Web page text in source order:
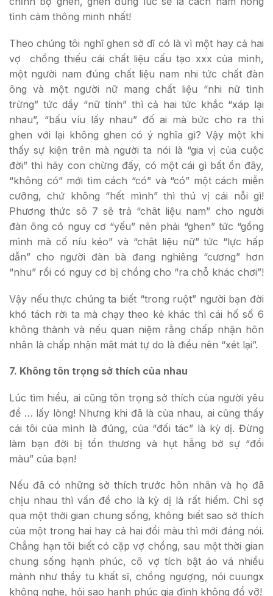
tình cảm thông minh nhất!
Theo chúng tôi nghĩ ghen sở dĩ có là vì một hay cả hai
vợ chồng thiếu cái chất liệu cấu tạo xxx của mình,
một người nam đúng chất liệu nam nhi tức chất đàn
ông và một người nữ mang chất liệu “nhi nữ tình
trừng” tức dầy “nữ tính” thì cả hai tức khắc “xáp lại
nhau”, “bấu víu lấy nhau” đố ai mà bức cho ra thì
ghen với lại không ghen có ý nghĩa gì? Vậy một khi
thấy sự kiện trên mà người ta nói là “gia vị của cuộc
đời” thì hãy con chừng đấy, có một cái gì bất ổn đây,
“không có” mới tìm cách “có” và “có” một cách miễn
cưỡng, chứ không “hết mình” thì thú vị cái nỗi gì!
Phương thức sô 7 sẽ trả “chât liệu nam” cho người
đàn ông có nguy cơ “yếu” nên phải “ghen” tức “gồng
mình mà cố níu kéo” và “chât liệu nữ” tức “lực hấp
dẫn” cho người đàn bà đang nghiêng “cương” hơn
“nhu” rồi có nguy cơ bị chồng cho “ra chỗ khác chơi”!
Vậy nếu thực chúng ta biết “trong ruột” người bạn đời
khó tách rời ta mà chạy theo kẻ khác thì cái hố số 6
không thành và nếu quan niệm rằng chấp nhận hôn
nhân là chấp nhận mât mát tự do là điều nên “xét lại”.
7. Không tôn trọng sở thích của nhau
Lúc tìm hiểu, ai cũng tôn trọng sở thích của người yêu
để … lấy lòng! Nhưng khi đã là của nhau, ai cũng thấy
cái tôi của mình là đúng, của “đối tác” là kỳ dị. Đừng
làm bạn đời bị tổn thương và hụt hẫng bở sự “đổi
màu” của bạn!
Nếu đã có những sở thích trước hôn nhân và họ đã
chịu nhau thì vấn đề cho là kỳ dị là rất hiếm. Chỉ sợ
qua một thời gian chung sống, không biết sao sở thích
của một trong hai hay cả hai đổi màu thì mới đáng nói.
Chẳng hạn tôi biết có cặp vợ chồng, sau một thời gian
chung sống hạnh phúc, cô vợ tích bật áo vá nhiều
mảnh như thầy tu khất sĩ, chồng ngượng, nói cuungx
không nghe, hỏi sao hạnh phúc gia đình không đổ vỡ!